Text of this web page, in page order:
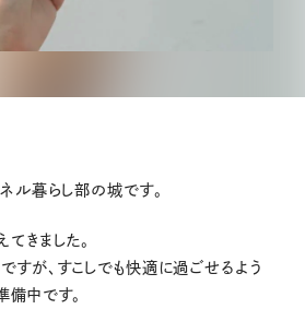
ル暮らし部の城です。
きました。
すが、すこしでも快適に過ごせるよう
備中です。